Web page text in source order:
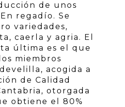
de unos
regadío. Se
variedades,
caerla y agria. El
última es el que
miembros
acogida a
de Calidad
otorgada
obtiene el 80%